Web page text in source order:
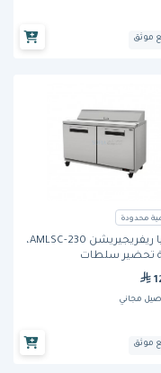
موثق
محدودة
سوفيا ريفريجيريشن AMLSC-230،
تحضير سلطات
ببابين
مجاني
موثق